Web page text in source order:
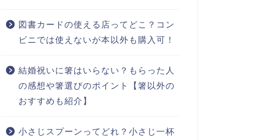
図書カードの使える店ってどこ？コン
ビニでは使えないが本以外も購入可！
結婚祝いに箸はいらない？もらった人
の感想や箸選びのポイント【箸以外の
おすすめも紹介】
小さじスプーンってどれ？小さじ一杯